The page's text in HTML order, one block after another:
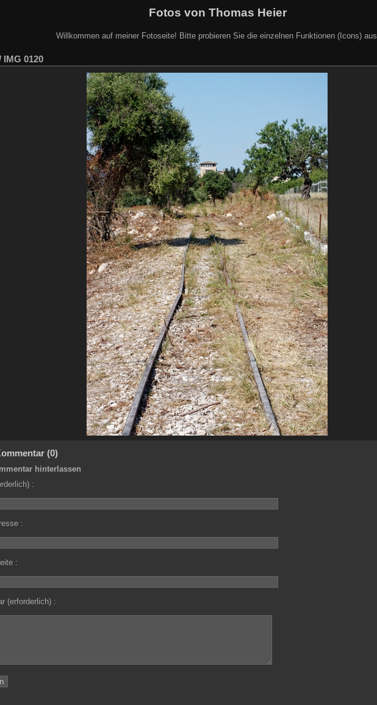
Fotos von Thomas Heier
Willkommen auf meiner Fotoseite! Bitte probieren Sie die einzelnen Funktionen (Icons) aus.
IMG 0120
(0)
hinterlassen
:
:
:
(erforderlich) :